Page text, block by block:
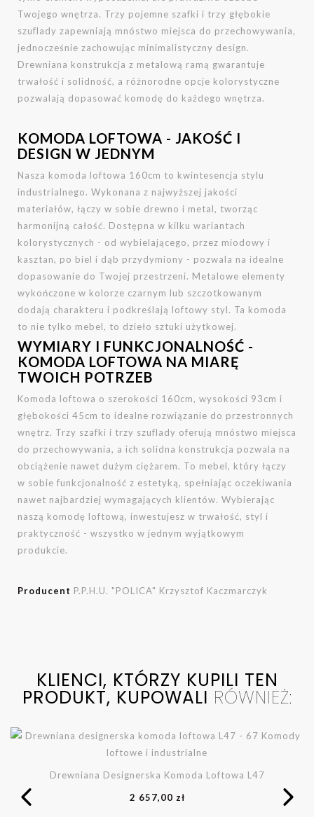
Twojego wnętrza. Trzy pojemne szafki i trzy głębokie
szuflady zapewniają mnóstwo miejsca do przechowywania,
jednocześnie zachowując minimalistyczny design.
Drewniana konstrukcja z metalową ramą gwarantuje
trwałość i solidność, a różnorodne opcje kolorystyczne
pozwalają dopasować komodę do każdego wnętrza.
KOMODA LOFTOWA - JAKOŚĆ I
DESIGN W JEDNYM
Nasza komoda loftowa 160cm to kwintesencja stylu
industrialnego. Wykonana z najwyższej jakości
materiałów, łączy w sobie drewno i metal, tworząc
harmonijną całość. Dostępna w kilku wariantach
kolorystycznych - od wybielającego, przez miodowy i
kasztan, po biel i dąb przydymiony - pozwala na idealne
dopasowanie do Twojej przestrzeni. Metalowe elementy
wykończone w kolorze czarnym lub szczotkowanym
dodają charakteru i podkreślają loftowy styl. Ta komoda
to nie tylko mebel, to dzieło sztuki użytkowej.
WYMIARY I FUNKCJONALNOŚĆ -
KOMODA LOFTOWA NA MIARĘ
TWOICH POTRZEB
Komoda loftowa o szerokości 160cm, wysokości 93cm i
głębokości 45cm to idealne rozwiązanie do przestronnych
wnętrz. Trzy szafki i trzy szuflady oferują mnóstwo miejsca
do przechowywania, a ich solidna konstrukcja pozwala na
obciążenie nawet dużym ciężarem. To mebel, który łączy
w sobie funkcjonalność z estetyką, spełniając oczekiwania
nawet najbardziej wymagających klientów. Wybierając
naszą komodę loftową, inwestujesz w trwałość, styl i
praktyczność - wszystko w jednym wyjątkowym
produkcie.
Producent P.P.H.U. "POLICA" Krzysztof Kaczmarczyk
KLIENCI, KTÓRZY KUPILI TEN
PRODUKT, KUPOWALI RÓWNIEŻ:
Drewniana Designerska Komoda Loftowa L47
2 657,00 zł